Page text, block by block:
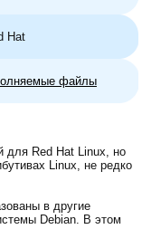
Hat
файлы
для Red Hat Linux, но
Linux, не редко
в другие
Debian. В этом